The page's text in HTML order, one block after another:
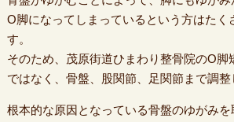
O脚になってしまっているという方はたく
す。
そのため、茂原街道ひまわり整骨院のO脚
ではなく、骨盤、股関節、足関節まで調整
根本的な原因となっている骨盤のゆがみを